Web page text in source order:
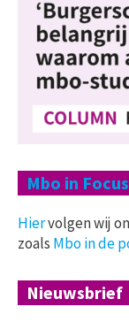
Mbo in Focus
Hiervolgen wij
zoals Mbo in de
Nieuwsbrief